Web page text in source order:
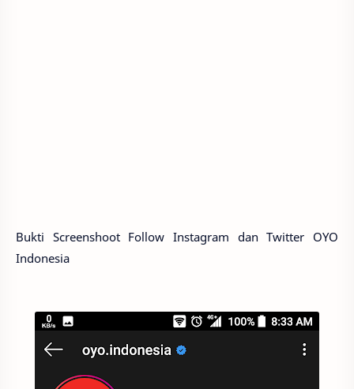
Bukti Screenshoot Follow Instagram dan Twitter OYO
Indonesia